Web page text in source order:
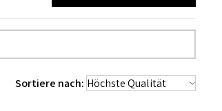
Sortiere nach: